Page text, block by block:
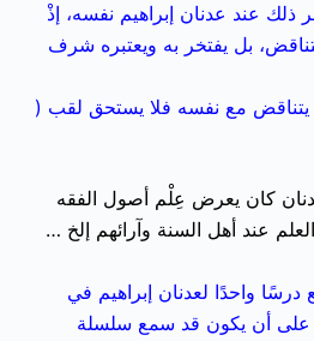
عند عدنان إبراهيم نفسه، إذْ
بل يفتخر به ويعتبره شرف
مع نفسه فلا يستحق لقب (
كان يعرض عِلْم أصول الفقه
عند أهل السنة وآرائهم إلخ …
واحدًا لعدنان إبراهيم في
على أن يكون قد سمع سلسلة